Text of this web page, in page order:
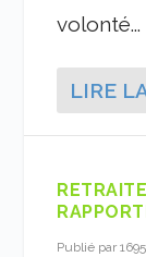
volonté...
LIRE
Publié par